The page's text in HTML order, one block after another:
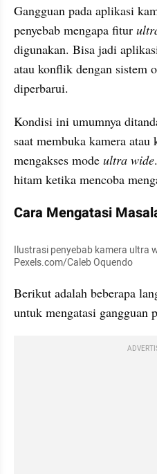
Gangguan pada aplikasi
penyebab mengapa fitur
digunakan. Bisa jadi
atau konflik dengan sistem
diperbarui.
Kondisi ini umumnya
saat membuka kamera atau
mengakses mode ultra wide
hitam ketika mencoba
Cara Mengatasi
Ilustrasi penyebab kamera ultra
Pexels.com/Caleb Oquendo
Berikut adalah beberapa
untuk mengatasi gangguan